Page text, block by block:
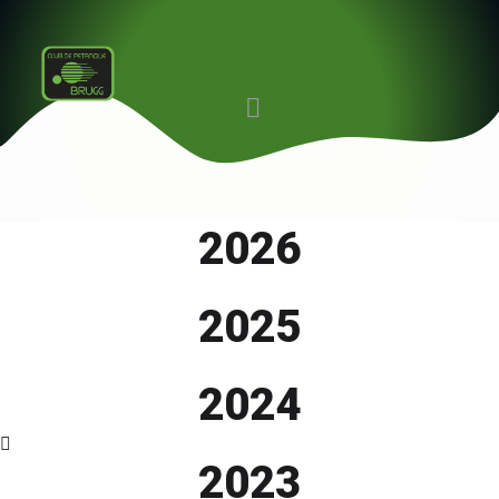
2026
2025
2024
2023